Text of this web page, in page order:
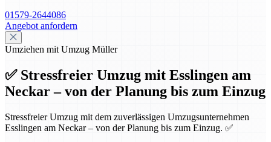
01579-2644086
Angebot anfordern
Umziehen mit Umzug Müller
✅ Stressfreier Umzug mit Esslingen am
Neckar – von der Planung bis zum Einzug
Stressfreier Umzug mit dem zuverlässigen Umzugsunternehmen
Esslingen am Neckar – von der Planung bis zum Einzug. ✅